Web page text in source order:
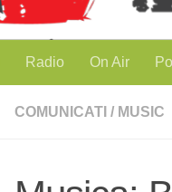
Radio On Air
COMUNICATI / MUSIC